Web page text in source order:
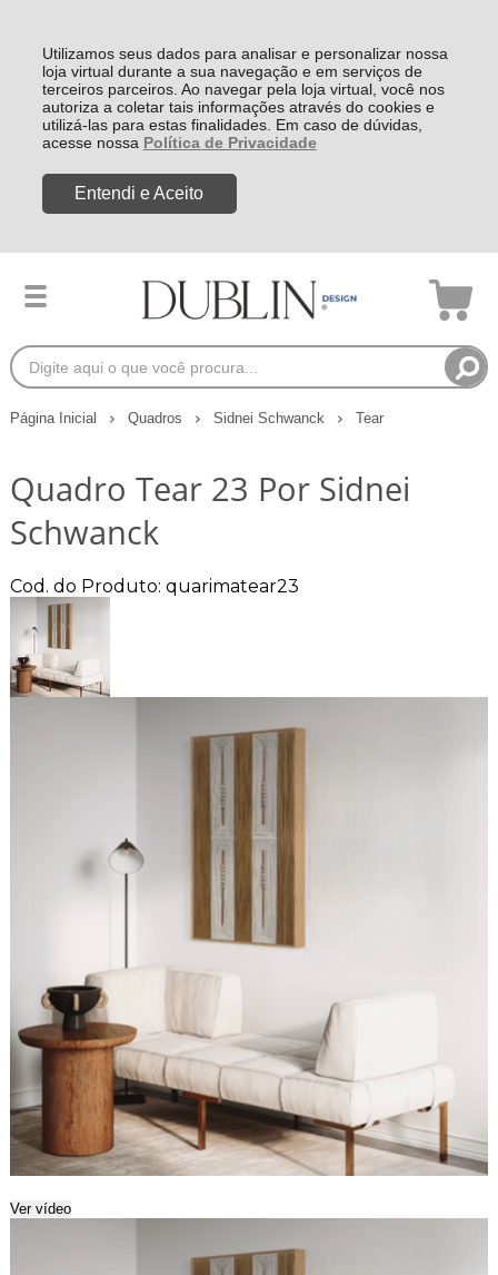
Utilizamos seus dados para analisar e personalizar nossa
loja virtual durante a sua navegação e em serviços de
terceiros parceiros. Ao navegar pela loja virtual, você nos
autoriza a coletar tais informações através do cookies e
utilizá-las para estas finalidades. Em caso de dúvidas,
acesse nossa Política de Privacidade
Entendi e Aceito
Página Inicial Quadros Sidnei Schwanck Tear
Quadro Tear 23 Por Sidnei
Schwanck
Cod. do Produto: quarimatear23
Ver vídeo